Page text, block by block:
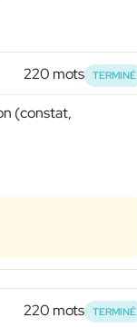
220 mots TERMINÉ
(constat,
220 mots TERMINÉ